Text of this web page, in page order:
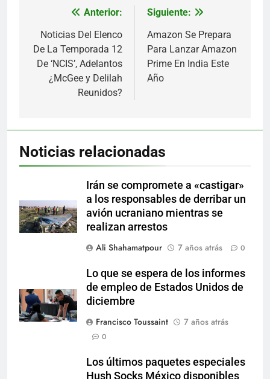
Navegación
de
entradas
Anterior:
Noticias Del Elenco
De La Temporada 12
De ‘NCIS’, Adelantos
¿McGee y Delilah
Reunidos?
Siguiente:
Amazon Se Prepara
Para Lanzar Amazon
Prime En India Este
Año
Noticias relacionadas
Irán se compromete a «castigar»
a los responsables de derribar un
avión ucraniano mientras se
realizan arrestos
Ali Shahamatpour
7 años atrás 0
Lo que se espera de los informes
de empleo de Estados Unidos de
diciembre
Francisco Toussaint
7 años atrás
0
Los últimos paquetes especiales
Hush Socks México disponibles